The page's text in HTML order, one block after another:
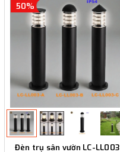
50%
Đèn trụ sân vườn LC-LL003